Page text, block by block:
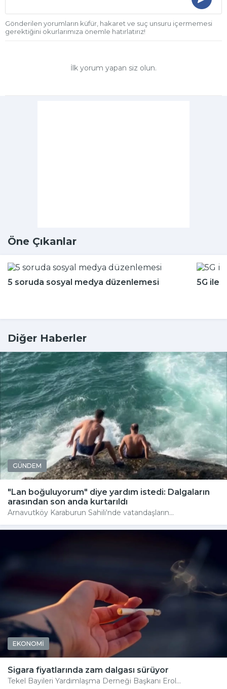
Gönderilen yorumların küfür, hakaret ve suç unsuru içermemesi
gerektiğini okurlarımıza önemle hatırlatırız!
İlk yorum yapan siz olun.
Öne Çıkanlar
5 soruda sosyal medya düzenlemesi 5G ile
Diğer Haberler
GÜNDEM
"Lan boğuluyorum" diye yardım istedi: Dalgaların
arasından son anda kurtarıldı
Arnavutköy Karaburun Sahili'nde vatandaşların...
EKONOMİ
Sigara fiyatlarında zam dalgası sürüyor
Tekel Bayileri Yardımlaşma Derneği Başkanı Erol...